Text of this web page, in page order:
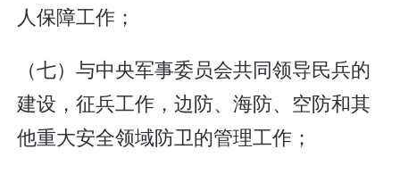
人保障工作；
（七）与中央军事委员会共同领导民兵的
建设，征兵工作，边防、海防、空防和其
他重大安全领域防卫的管理工作；